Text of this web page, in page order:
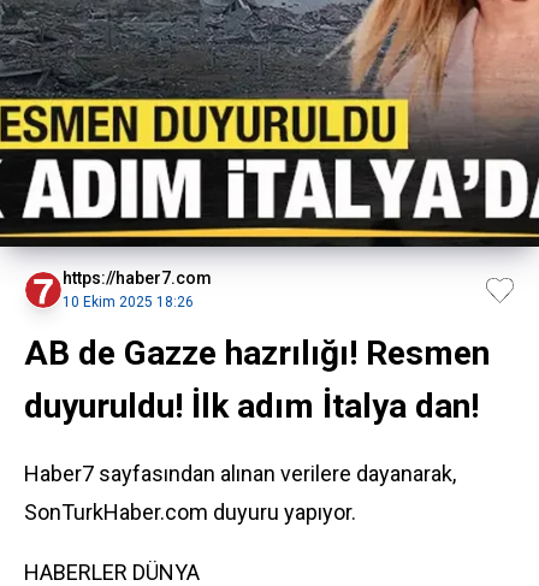
https://haber7.com
10 Ekim 2025 18:26
AB de Gazze hazrılığı! Resmen
duyuruldu! İlk adım İtalya dan!
Haber7 sayfasından alınan verilere dayanarak,
SonTurkHaber.com duyuru yapıyor.
HABERLER DÜNYA